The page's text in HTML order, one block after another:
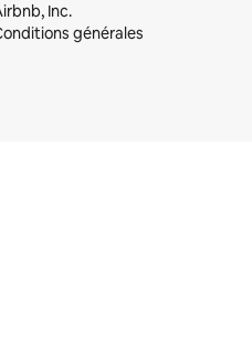
Inc.
générales